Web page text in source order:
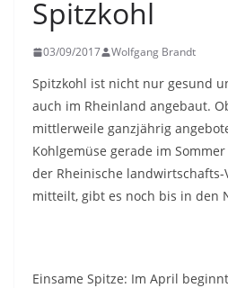
Spitzkohl
03/09/2017 Wolfgang Brandt
Spitzkohl ist nicht nur gesund
auch im Rheinland angebaut.
mittlerweile ganzjährig
Kohlgemüse gerade im
der Rheinische landwirtschafts-
mitteilt, gibt es noch bis in den
Einsame Spitze: Im April